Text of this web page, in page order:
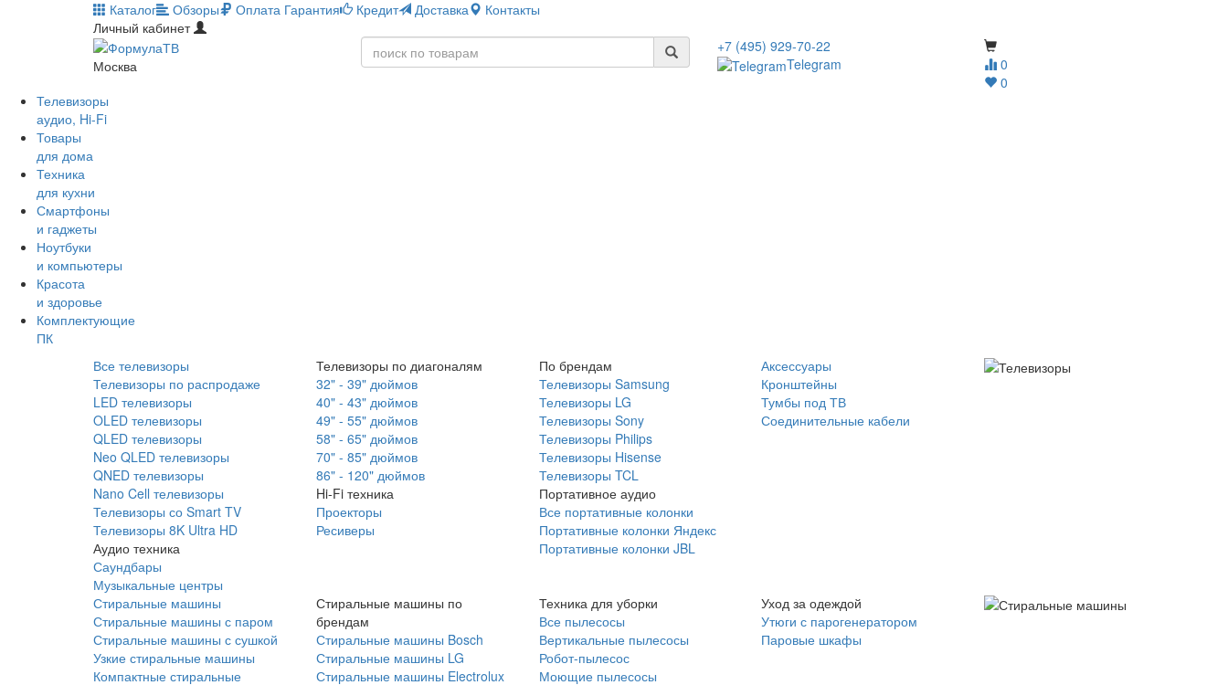
Каталог Обзоры Оплата Гарантия Кредит Доставка
Контакты
Личный кабинет
Москва
0
0
+7 (495) 929-70-22
Telegram
Телевизоры
аудио, Hi-Fi
Товары
для дома
Техника
для кухни
Смартфоны
и гаджеты
Ноутбуки
и компьютеры
Красота
и здоровье
Комплектующие
ПК
Все телевизоры
Телевизоры по распродаже
LED телевизоры
OLED телевизоры
QLED телевизоры
Neo QLED телевизоры
QNED телевизоры
Nano Cell телевизоры
Телевизоры со Smart TV
Телевизоры 8K Ultra HD
Аудио техника
Саундбары
Музыкальные центры
Телевизоры по диагоналям
32" - 39" дюймов
40" - 43" дюймов
49" - 55" дюймов
58" - 65" дюймов
70" - 85" дюймов
86" - 120" дюймов
Hi-Fi техника
Проекторы
Ресиверы
По брендам
Телевизоры Samsung
Телевизоры LG
Телевизоры Sony
Телевизоры Philips
Телевизоры Hisense
Телевизоры TCL
Портативное аудио
Все портативные колонки
Портативные колонки Яндекс
Портативные колонки JBL
Аксессуары
Кронштейны
Тумбы под ТВ
Соединительные кабели
Стиральные машины
Стиральные машины с паром
Стиральные машины с сушкой
Узкие стиральные машины
Компактные стиральные
Стиральные машины по
брендам
Стиральные машины Bosch
Стиральные машины LG
Стиральные машины Electrolux
Техника для уборки
Все пылесосы
Вертикальные пылесосы
Робот-пылесос
Моющие пылесосы
Уход за одеждой
Утюги с парогенератором
Паровые шкафы